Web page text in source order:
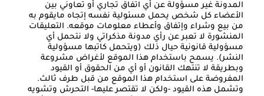
المدونة غير مسؤولة عن أي اتفاق تجاري أو تعاوني بين
الأعضاء كل شخص يحمل مسئولية نفسه إتجاه مايقوم به
من بيع وشراء وإتفاق وأعطاء معلومات موقعه. التعليقات
المنشورة لا تعبر عن رأي مدونة مذكراتي ولا نتحمل أي
مسؤولية قانونية حيال ذلك (ويتحمل كاتبها مسؤولية
النشر). يسمح باستخدام هذا الموقع لأغراض مشروعة
وبطريقة لا تنتهك القانون أو أي من الحقوق أو القيود
المفروضة على استخدام هذا الموقع من قبل طرف ثالث.
وتشمل هذه القيود -ولكن لا تقتصر عليها- التحرش وتشويه